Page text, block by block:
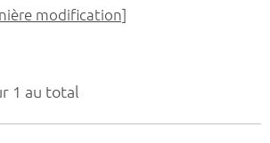
1 au total
modification]